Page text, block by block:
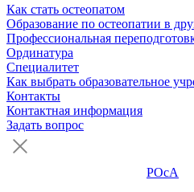
Как стать остеопатом
Образование по остеопатии в
Профессиональная
Ординатура
Специалитет
Как выбрать образовательное
Контакты
Контактная информация
Задать вопрос
РОсА